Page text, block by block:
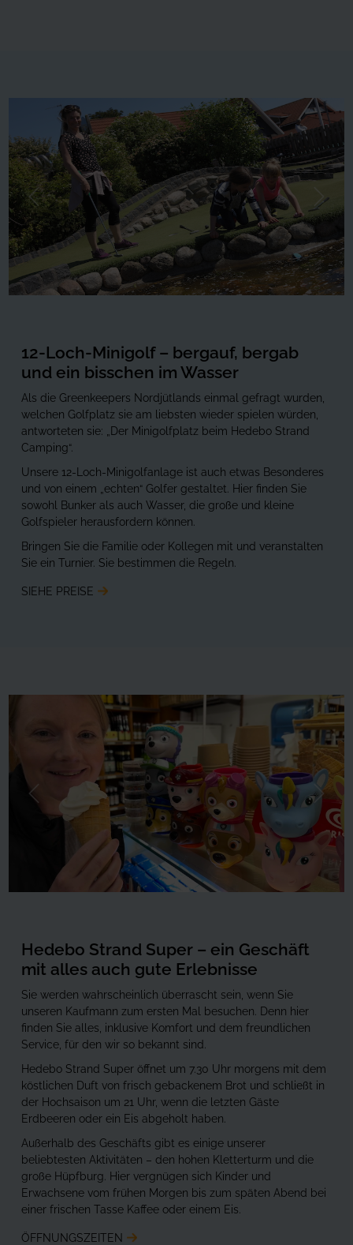
12-Loch-Minigolf – bergauf, bergab
und ein bisschen im Wasser
Als die Greenkeepers Nordjütlands einmal gefragt wurden,
welchen Golfplatz sie am liebsten wieder spielen würden,
antworteten sie: „Der Minigolfplatz beim Hedebo Strand
Camping“.
Unsere 12-Loch-Minigolfanlage ist auch etwas Besonderes
und von einem „echten“ Golfer gestaltet. Hier finden Sie
sowohl Bunker als auch Wasser, die große und kleine
Golfspieler herausfordern können.
Bringen Sie die Familie oder Kollegen mit und veranstalten
Sie ein Turnier. Sie bestimmen die Regeln.
SIEHE PREISE
Forrige Næste
Hedebo Strand Super – ein Geschäft
mit alles auch gute Erlebnisse
Sie werden wahrscheinlich überrascht sein, wenn Sie
unseren Kaufmann zum ersten Mal besuchen. Denn hier
finden Sie alles, inklusive Komfort und dem freundlichen
Service, für den wir so bekannt sind.
Hedebo Strand Super öffnet um 7.30 Uhr morgens mit dem
köstlichen Duft von frisch gebackenem Brot und schließt in
der Hochsaison um 21 Uhr, wenn die letzten Gäste
Erdbeeren oder ein Eis abgeholt haben.
Außerhalb des Geschäfts gibt es einige unserer
beliebtesten Aktivitäten – den hohen Kletterturm und die
große Hüpfburg. Hier vergnügen sich Kinder und
Erwachsene vom frühen Morgen bis zum späten Abend bei
einer frischen Tasse Kaffee oder einem Eis.
ÖFFNUNGSZEITEN
Forrige Næste